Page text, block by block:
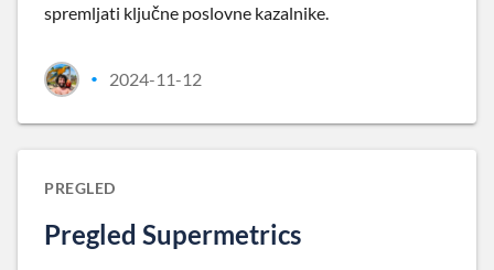
spremljati ključne poslovne kazalnike.
• 2024-11-12
PREGLED
Pregled Supermetrics